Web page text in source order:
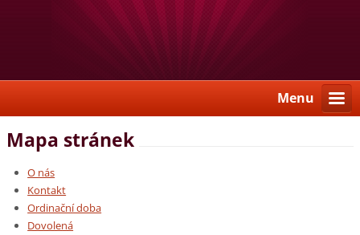
Menu
Mapa stránek
O nás
Kontakt
Ordinační doba
Dovolená